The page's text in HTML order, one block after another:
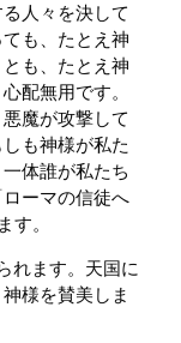
人々を決して
も、たとえ神
も、たとえ神
配無用です。
魔が攻撃して
も神様が私た
体誰が私たち
ーマの信徒へ
す。
れます。天国に
様を賛美しま